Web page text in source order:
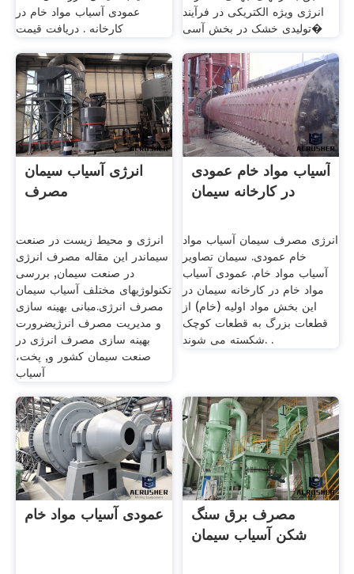
عمودی آسیاب مواد خام در
کارخانه . دریافت قیمت
انرژی ویژه الکتریکی در فرآیند
تولیدی خشک در بخش آسی�
انرژی آسیاب سیمان
مصرف
انرژی و محیط زیست در صنعت
سیماندر این مقاله مصرف انرژی
در صنعت سیمان, بررسی
تکنولوژیهای مختلف آسیاب سیمان
مصرف انرژی.مبانی بهینه سازی
و مدیریت مصرف انرژیضرورت
بهینه سازی مصرف انرژی در
صنعت سیمان کشور و, پخت،
آسیاب
آسیاب مواد خام عمودی
در کارخانه سیمان
انرژی مصرف سیمان آسیاب مواد
خام عمودی. سیمان تصاویر
آسیاب مواد خام. عمودی آسیاب
مواد خام در کارخانه سیمان در
این بخش مواد اولیه (خام) از
قطعات بزرگ به قطعات کوچک
شکسته می شوند. .
عمودی آسیاب مواد خام
مصرف برق سنگ
شکن آسیاب سیمان